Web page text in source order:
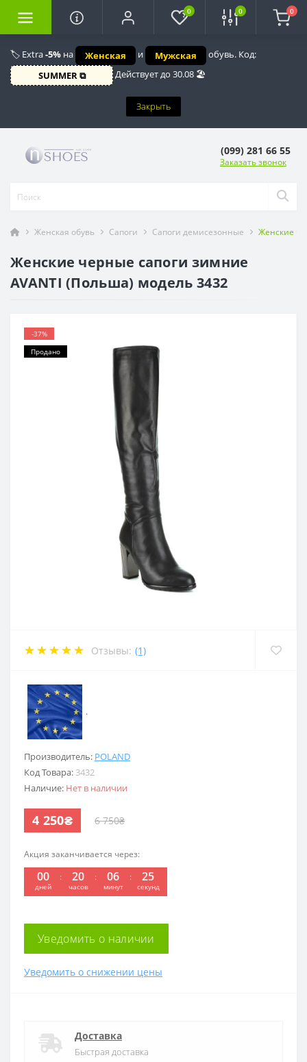
🏷️ Extra-5% на Женская и Мужская
обувь. Код:
SUMMER ⧉
Действует до 30.08 🏖️
Закрыть
0 0 0
(099) 281 66 55
Заказать звонок
Женская обувь Сапоги Сапоги демисезонные Женские
Женские черные сапоги зимние
AVANTI (Польша) модель 3432
-37%
Продано
Отзывы: (1)
Производитель: POLAND
Код Товара: 3432
Наличие: Нет в наличии
4 250₴ 6 750₴
Акция заканчивается через:
00
дней
: 20
часов
: 06
минут
: 25
секунд
Уведомить о наличии
Уведомить о снижении цены
.
Доставка
Быстрая доставка